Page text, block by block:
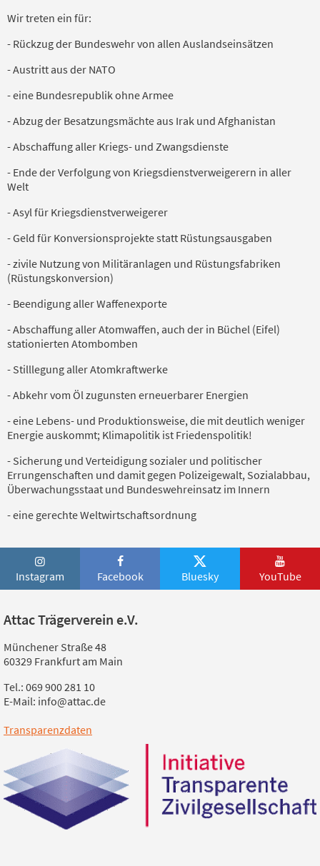
Wir treten ein für:
- Rückzug der Bundeswehr von allen Auslandseinsätzen
- Austritt aus der NATO
- eine Bundesrepublik ohne Armee
- Abzug der Besatzungsmächte aus Irak und Afghanistan
- Abschaffung aller Kriegs- und Zwangsdienste
- Ende der Verfolgung von Kriegsdienstverweigerern in aller
Welt
- Asyl für Kriegsdienstverweigerer
- Geld für Konversionsprojekte statt Rüstungsausgaben
- zivile Nutzung von Militäranlagen und Rüstungsfabriken
(Rüstungskonversion)
- Beendigung aller Waffenexporte
- Abschaffung aller Atomwaffen, auch der in Büchel (Eifel)
stationierten Atombomben
- Stilllegung aller Atomkraftwerke
- Abkehr vom Öl zugunsten erneuerbarer Energien
- eine Lebens- und Produktionsweise, die mit deutlich weniger
Energie auskommt; Klimapolitik ist Friedenspolitik!
- Sicherung und Verteidigung sozialer und politischer
Errungenschaften und damit gegen Polizeigewalt, Sozialabbau,
Überwachungsstaat und Bundeswehreinsatz im Innern
- eine gerechte Weltwirtschaftsordnung
Instagram Facebook Bluesky YouTube
Attac Trägerverein e.V.
Münchener Straße 48
60329 Frankfurt am Main
Tel.: 069 900 281 10
E-Mail: info@attac.de
Transparenzdaten